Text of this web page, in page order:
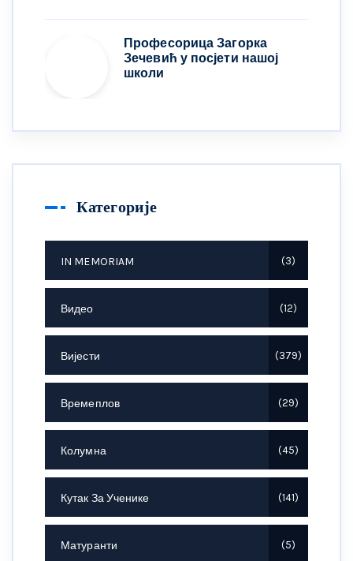
Професорица Загорка
Зечевић у посјети нашој
школи
Категорије
IN MEMORIAM 3
Видео 12
Вијести 379
Времеплов 29
Колумна 45
Кутак За Ученике 141
Матуранти 5